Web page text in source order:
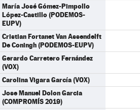
María José Gómez-Pimpollo
López-Castillo (PODEMOS-
EUPV)
Cristian Fortanet Van Assendelft
De Coningh (PODEMOS-EUPV)
Gerardo Carretero Fernández
(VOX)
Carolina Vigara García (VOX)
Jose Manuel Dolon Garcia
(COMPROMÍS 2019)